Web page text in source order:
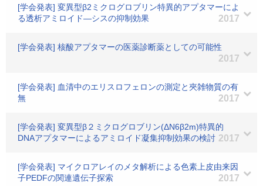
[学会発表] 変異型β2ミクログロブリン特異的アプタマーによ
る透析アミロイド―シスの抑制効果
2017
[学会発表] 核酸アプタマーの医薬診断薬としての可能性
2017
[学会発表] 血清中のエリスロフェロンの測定と夾雑物質の有
無
2017
[学会発表] 変異型β２ミクログロブリン(ΔN6β2m)特異的
DNAアプタマーによるアミロイド凝集抑制効果の検討 2017
[学会発表] マイクロアレイのメタ解析による色素上皮由来因
子PEDFの関連遺伝子探索
2017